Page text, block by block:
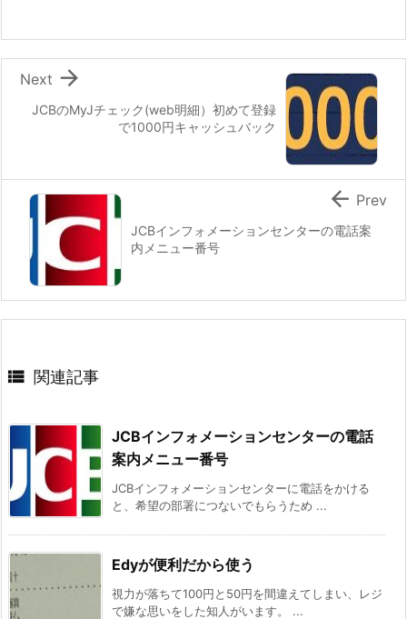
JCBのMyJチェック(web明細）初めて登録
で1000円キャッシュバック

Next
JCBインフォメーションセンターの電話案
内メニュー番号
 Prev
 関連記事
JCBインフォメーションセンターの電話
案内メニュー番号
JCBインフォメーションセンターに電話をかける
と、希望の部署につないでもらうため ...
Edyが便利だから使う
視力が落ちて100円と50円を間違えてしまい、レジ
で嫌な思いをした知人がいます。 ...